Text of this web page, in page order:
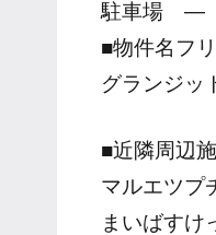
駐車場 ―
■物件名フ
グランジッ
■近隣周辺
マルエツプ
まいばすけ